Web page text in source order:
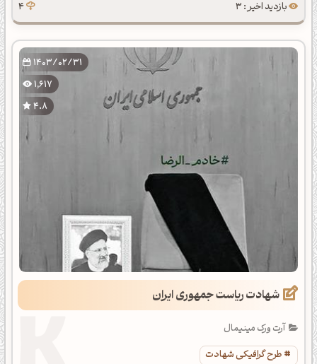
بازدید اخیر : 3 4
1403/02/31
1,617
4.8
شهادت ریاست جمهوری ایران
آرت ورک مینیمال
طرح گرافیکی شهادت